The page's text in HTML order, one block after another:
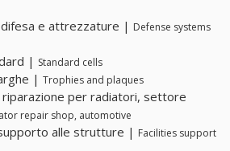
e attrezzature | Defense systems
| Standard cells
| Trophies and plaques
per radiatori, settore
repair shop, automotive
alle strutture | Facilities support